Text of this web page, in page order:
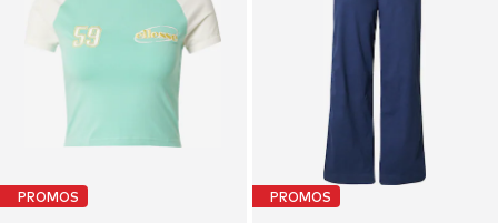
PROMOS PROMOS